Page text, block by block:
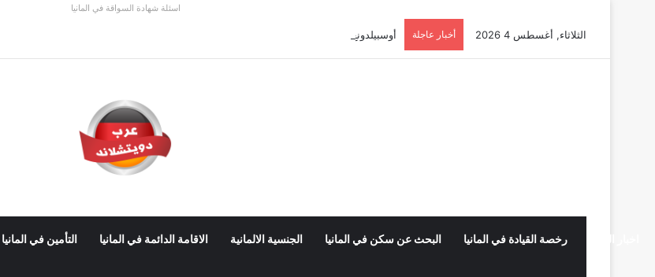
اسئلة شهادة السواقة في المانيا
الثلاثاء, أغسطس 4 2026 أخبار عاجلة أوسبيلدونغ تبريد مراكز البيانات في ألمانيا 2026: الأجور والشروط
رخصة القيادة في المانيا البحث عن سكن في المانيا الجنسية الالمانية الاقامة الدائمة في المانيا التأمين في المانيا